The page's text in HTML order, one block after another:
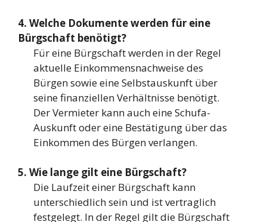
4. Welche Dokumente werden für eine
Bürgschaft benötigt?
Für eine Bürgschaft werden in der Regel
aktuelle Einkommensnachweise des
Bürgen sowie eine Selbstauskunft über
seine finanziellen Verhältnisse benötigt.
Der Vermieter kann auch eine Schufa-
Auskunft oder eine Bestätigung über das
Einkommen des Bürgen verlangen.
5. Wie lange gilt eine Bürgschaft?
Die Laufzeit einer Bürgschaft kann
unterschiedlich sein und ist vertraglich
festgelegt. In der Regel gilt die Bürgschaft